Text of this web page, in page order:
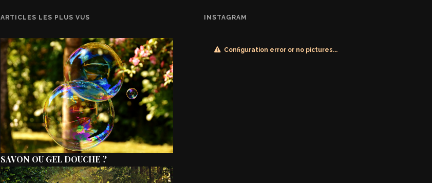
ARTICLES LES PLUS VUS
SAVON OU GEL DOUCHE ?
INSTAGRAM
Configuration error or no pictures...